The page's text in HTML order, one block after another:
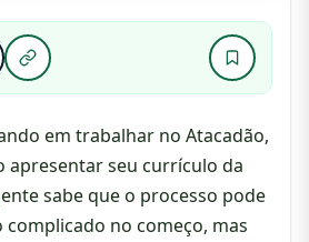
em trabalhar no Atacadão,
apresentar seu currículo da
sabe que o processo pode
no começo, mas